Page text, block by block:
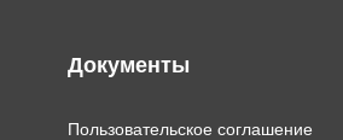
Документы
Пользовательское соглашение